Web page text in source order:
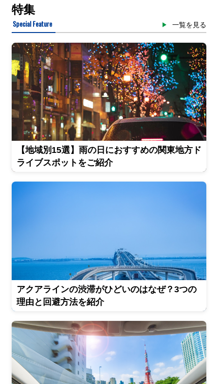
特集
Special Feature 一覧を見る
【地域別15選】雨の日におすすめの関東地方ド
ライブスポットをご紹介
アクアラインの渋滞がひどいのはなぜ？3つの
理由と回避方法を紹介